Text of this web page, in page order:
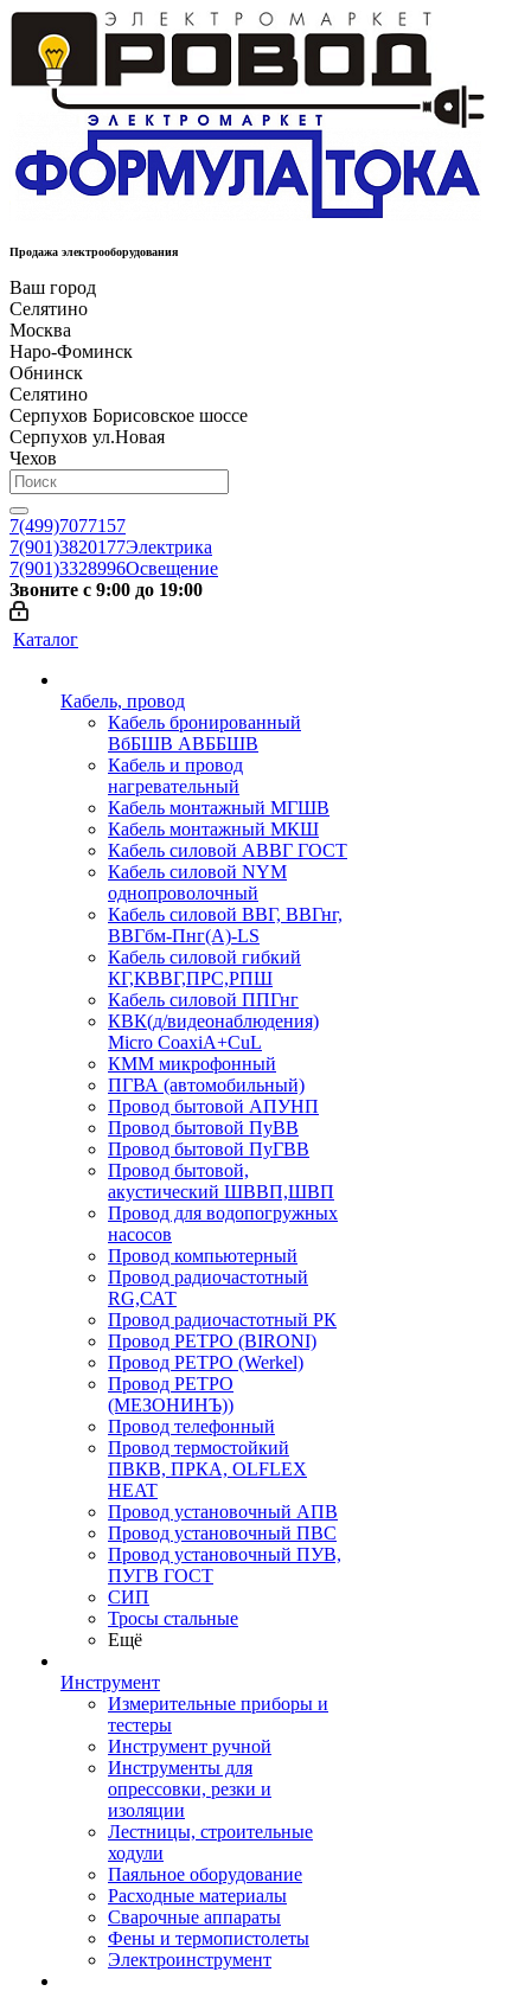
Продажа электрооборудования
Ваш город
Селятино
Москва
Наро-Фоминск
Обнинск
Селятино
Серпухов Борисовское шоссе
Серпухов ул.Новая
Чехов
7(499)7077157
7(901)3820177Электрика
7(901)3328996Освещение
Звоните с 9:00 до 19:00
Каталог
Кабель, провод
Кабель бронированный
ВбБШВ АВББШВ
Кабель и провод
нагревательный
Кабель монтажный МГШВ
Кабель монтажный МКШ
Кабель силовой АВВГ ГОСТ
Кабель силовой NYM
однопроволочный
Кабель силовой ВВГ, ВВГнг,
ВВГбм-Пнг(А)-LS
Кабель силовой гибкий
КГ,КВВГ,ПРС,РПШ
Кабель силовой ППГнг
КВК(д/видеонаблюдения)
Micro CoaxiA+CuL
КММ микрофонный
ПГВА (автомобильный)
Провод бытовой АПУНП
Провод бытовой ПуВВ
Провод бытовой ПуГВВ
Провод бытовой,
акустический ШВВП,ШВП
Провод для водопогружных
насосов
Провод компьютерный
Провод радиочастотный
RG,САТ
Провод радиочастотный РК
Провод РЕТРО (BIRONI)
Провод РЕТРО (Werkel)
Провод РЕТРО
(МЕЗОНИНЪ))
Провод телефонный
Провод термостойкий
ПВКВ, ПРКА, OLFLEX
HEAT
Провод установочный АПВ
Провод установочный ПВС
Провод установочный ПУВ,
ПУГВ ГОСТ
СИП
Тросы стальные
Ещё
Инструмент
Измерительные приборы и
тестеры
Инструмент ручной
Инструменты для
опрессовки, резки и
изоляции
Лестницы, строительные
ходули
Паяльное оборудование
Расходные материалы
Сварочные аппараты
Фены и термопистолеты
Электроинструмент